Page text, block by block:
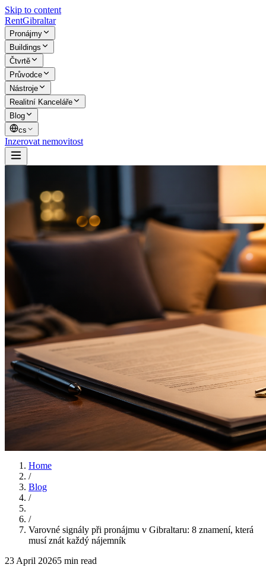
Skip to content
RentGibraltar
Pronájmy
Buildings
Čtvrtě
Průvodce
Nástroje
Realitní Kanceláře
Blog
cs
Inzerovat nemovitost
Home
/
Blog
/
/
Varovné signály při pronájmu v Gibraltaru: 8 znamení, která
musí znát každý nájemník
23 April 20265 min read